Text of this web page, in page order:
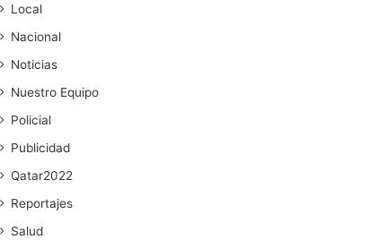
Local
Nacional
Noticias
Nuestro Equipo
Policial
Publicidad
Qatar2022
Reportajes
Salud